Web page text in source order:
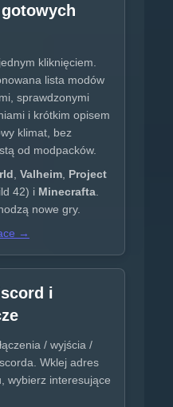
kliknięciem.
lista modów
sprawdzonymi
i krótkim opisem
klimat, bez
od modpacków.
Valheim Project
42) i Minecrafta
nowe gry.
→
i
/ wyjścia /
Wklej adres
wybierz interesujące